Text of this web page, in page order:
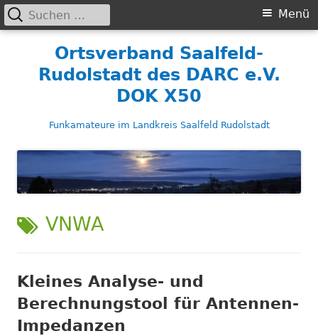
Ortsverband Saalfeld-
Rudolstadt des DARC e.V.
DOK X50
Funkamateure im Landkreis Saalfeld Rudolstadt
Primäres
Menü
Suchen
nach:
SCHLAGWORT:
VNWA
Kleines Analyse- und
Berechnungstool für Antennen-
Impedanzen